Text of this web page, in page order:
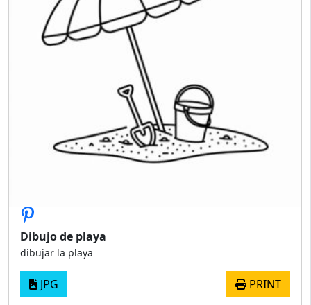
Dibujo de playa
dibujar la playa
JPG PRINT